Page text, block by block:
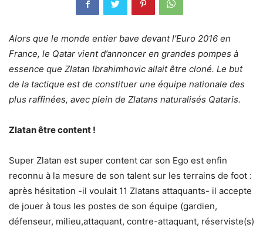
Alors que le monde entier bave devant l’Euro 2016 en
France, le Qatar vient d’annoncer en grandes pompes à
essence que Zlatan Ibrahimhovic allait être cloné. Le but
de la tactique est de constituer une équipe nationale des
plus raffinées, avec plein de Zlatans naturalisés Qataris.
Zlatan être content !
Super Zlatan est super content car son Ego est enfin
reconnu à la mesure de son talent sur les terrains de foot :
après hésitation -il voulait 11 Zlatans attaquants- il accepte
de jouer à tous les postes de son équipe (gardien,
défenseur, milieu,attaquant, contre-attaquant, réserviste(s)